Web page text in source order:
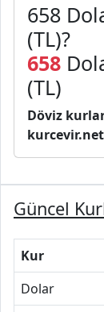
658
(TL)?
658
(TL)
Döviz
Güncel
Kur
Dolar